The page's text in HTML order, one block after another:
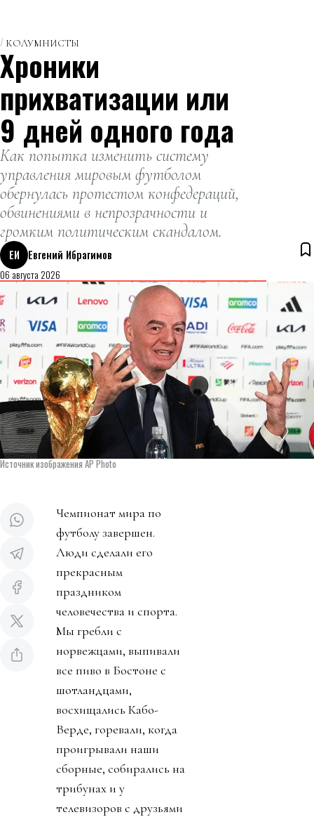
КОЛУМНИСТЫ
Хроники
прихватизации или
9 дней одного года
Как попытка изменить систему
управления мировым футболом
обернулась протестом конфедераций,
обвинениями в непрозрачности и
громким политическим скандалом.
ЕИ
Евгений Ибрагимов
06 августа 2026
Источник изображения AP Photo
Чемпионат мира по
футболу завершен.
Люди сделали его
прекрасным
праздником
человечества и спорта.
Мы гребли с
норвежцами, выпивали
все пиво в Бостоне с
шотландцами,
восхищались Кабо-
Верде, горевали, когда
проигрывали наши
сборные, собирались на
трибунах и у
телевизоров с друзьями